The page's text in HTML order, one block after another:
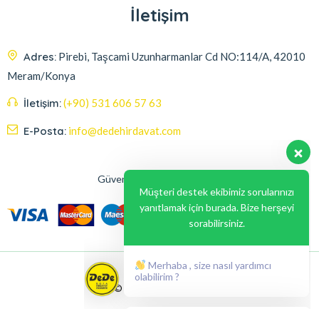
İletişim
Adres: Pirebi, Taşcami Uzunharmanlar Cd NO:114/A, 42010
Meram/Konya
İletişim:(+90) 531 606 57 63
E-Posta: info@dedehirdavat.com
Güvenli Ödeme Seçenekleri
© 2024, Liabil Dizayn
Müşteri destek ekibimiz sorularınızı
yanıtlamak için burada. Bize herşeyi
sorabilirsiniz.
Merhaba , size nasıl yardımcı
olabilirim ?